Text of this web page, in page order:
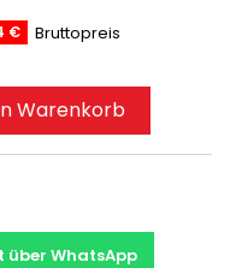
€
Bruttopreis
Warenkorb
über WhatsApp